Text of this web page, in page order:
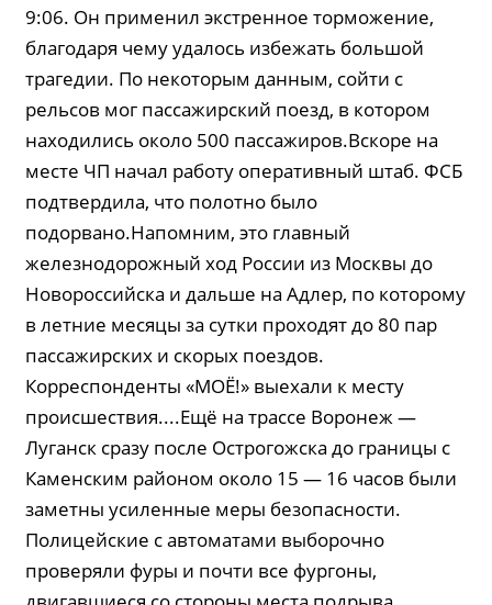
9:06. Он применил экстренное торможение,
благодаря чему удалось избежать большой
трагедии. По некоторым данным, сойти с
рельсов мог пассажирский поезд, в котором
находились около 500 пассажиров.Вскоре на
месте ЧП начал работу оперативный штаб. ФСБ
подтвердила, что полотно было
подорвано.Напомним, это главный
железнодорожный ход России из Москвы до
Новороссийска и дальше на Адлер, по которому
в летние месяцы за сутки проходят до 80 пар
пассажирских и скорых поездов.
Корреспонденты «МОЁ!» выехали к месту
происшествия....Ещё на трассе Воронеж —
Луганск сразу после Острогожска до границы с
Каменским районом около 15 — 16 часов были
заметны усиленные меры безопасности.
Полицейские с автоматами выборочно
проверяли фуры и почти все фургоны,